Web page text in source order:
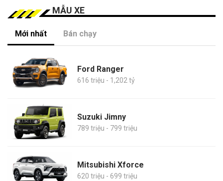
MẪU XE
Mới nhất Bán chạy
Ford Ranger
616 triệu - 1,202 tỷ
Suzuki Jimny
789 triệu - 799 triệu
Mitsubishi Xforce
620 triệu - 699 triệu